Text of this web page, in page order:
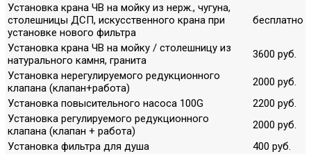
Установка крана ЧВ на мойку из нерж., чугуна,
столешницы ДСП, искусственного крана при
установке нового фильтра
бесплатно
Установка крана ЧВ на мойку / столешницу из
натурального камня, гранита
3600 руб.
Установка нерегулируемого редукционного
клапана (клапан+работа)
2000 руб.
Установка повысительного насоса 100G
2200 руб.
Установка регулируемого редукционного
клапана (клапан + работа)
2000 руб.
Установка фильтра для душа
400 руб.